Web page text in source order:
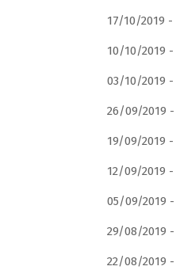
17/10/2019 -
10/10/2019 -
03/10/2019 -
26/09/2019 -
19/09/2019 -
12/09/2019 -
05/09/2019 -
29/08/2019 -
22/08/2019 -